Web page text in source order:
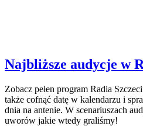
Najbliższe audycje w
Zobacz pełen program Radia
także cofnąć datę w kalendarzu i
dnia na antenie. W scenariuszach
uworów jakie wtedy graliśmy!